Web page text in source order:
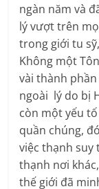
ngàn năm và
lý vượt trên
trong giới tu
Không một
vài thành
ngoài lý do bị
còn một yếu
quần chúng,
việc thạnh suy
thạnh nơi
thế giới đã